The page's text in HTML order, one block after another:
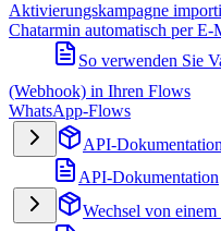
Aktivierungskampagne
Chatarmin automatisch per
So verwenden Sie
(Webhook) in Ihren Flows
WhatsApp-Flows
API-Dokumentation
API-Dokumentation
Wechsel von